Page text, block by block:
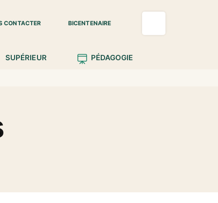
CONTACTER BICENTENAIRE
SUPÉRIEUR PÉDAGOGIE